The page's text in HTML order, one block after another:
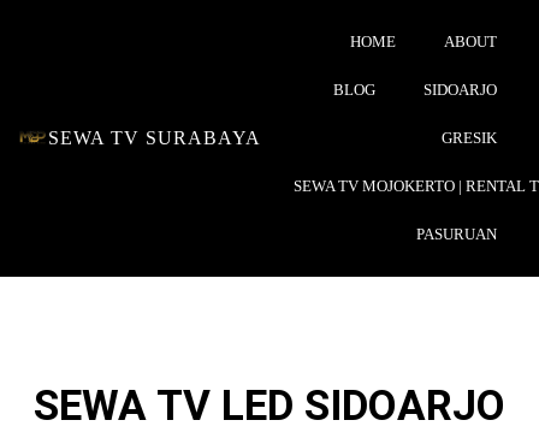
SEWA TV SURABAYA
HOME ABOUT
BLOG SIDOARJO
GRESIK
SEWA TV MOJOKERTO | RENTAL
PASURUAN
SEWA TV LED SIDOARJO